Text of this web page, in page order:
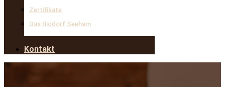
Zertifikate
Das Biodorf Seeham
Kontakt